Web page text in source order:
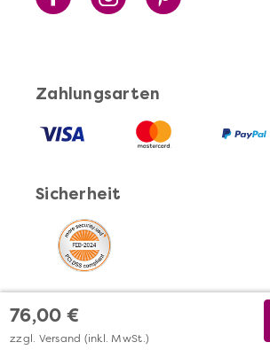
76,00 €
zzgl. Versand (inkl. MwSt.)
Zahlungsarten
Sicherheit